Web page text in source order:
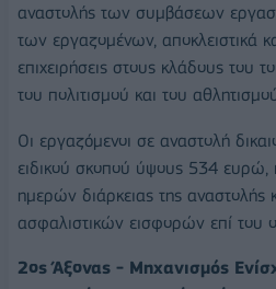
αναστολής των συμβάσεων
των εργαζομένων, αποκλειστικά
επιχειρήσεις στους κλάδους του
του πολιτισμού και του
Οι εργαζόμενοι σε αναστολή
ειδικού σκοπού ύψους 534 ευρώ,
ημερών διάρκειας της αναστολής
ασφαλιστικών εισφορών επί του
2ος Άξονας - Μηχανισμός